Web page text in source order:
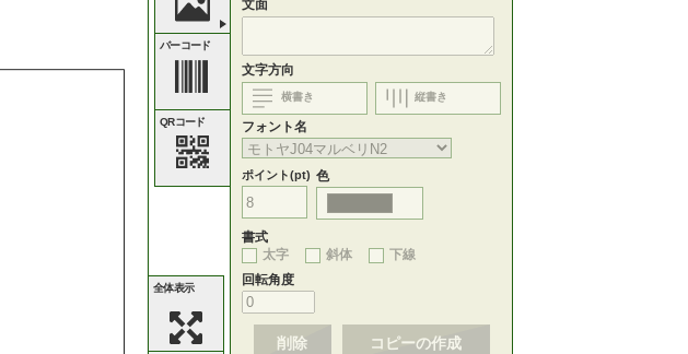
全体表示
バーコード
QRコード
文面
文字方向
横書き 縦書き
フォント名
ポイント(pt) 色
書式
太字
斜体
下線
回転角度
削除 コピーの作成